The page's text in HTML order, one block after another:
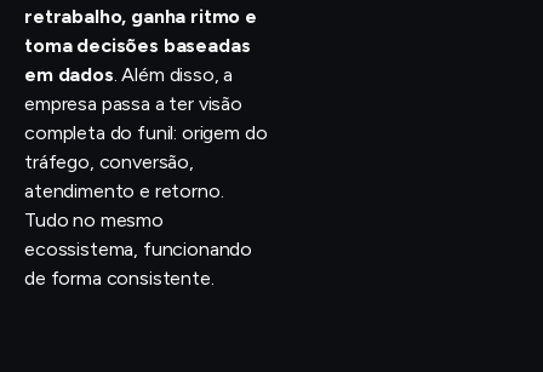
retrabalho, ganha ritmo e
toma decisões baseadas
em dados. Além disso, a
empresa passa a ter visão
completa do funil: origem do
tráfego, conversão,
atendimento e retorno.
Tudo no mesmo
ecossistema, funcionando
de forma consistente.